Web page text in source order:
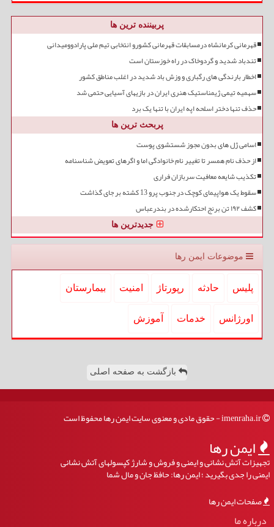
پربیننده ترین ها
قهرمانی کرمانشاه درمسابقات قهرمانی کشورو انتخابی تیم ملی پارادوومیدانی
تندباد شدید و گردوخاک در راه خوزستان است
اخطار بارندگی های رگباری و وزش باد شدید در اغلب مناطق کشور
سهمیه تیمی ژیمناستیک هنری ایران در بازیهای آسیایی حتمی شد
حذف تنها دختر اسلحه اپه ایران با تنها یک برد
پربحث ترین ها
اسامی ژل های بدون مجوز شستشوی پوست
از حذف نام همسر تا تغییر نام خانوادگی اما و اگرهای تعویض شناسنامه
تکذیب شایعه معافیت سربازان فراری
سقوط یک هواپیمای کوچک در جنوب پرو 13 کشته بر جای گذاشت
کشف ۱۹۲ تن برنج احتکارشده در بندرعباس
جدیدترین ها
موضوعات ایمن رها
پلیس حادثه رپورتاژ امنیت بیمارستان
اورژانس خدمات آموزش
بازگشت به صفحه اصلی
ایمن رها
تجهیزات آتش نشانی و ایمنی و فروش و شارژ کپسولهای آتش نشانی
ایمنی را جدی بگیرید ؛ ایمن رها: حافظ جان و مال شما
صفحات ایمن رها
درباره ما